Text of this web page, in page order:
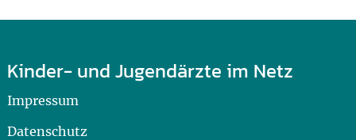
Kinder- und Jugendärzte im Netz
Impressum
Datenschutz